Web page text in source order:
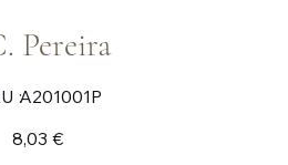
Pereira
:SKU
A201001P
A201001P
8,03 €